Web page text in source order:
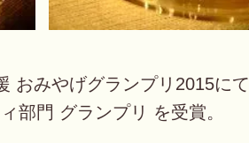
おみやげグランプリ2015にて
部門 グランプリ を受賞。